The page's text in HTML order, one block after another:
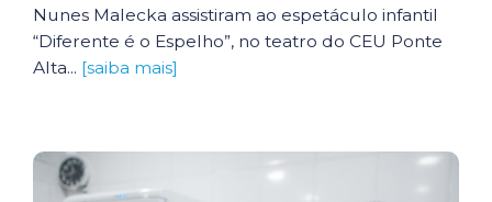
Nunes Malecka assistiram ao espetáculo infantil
“Diferente é o Espelho”, no teatro do CEU Ponte
Alta... [saiba mais]